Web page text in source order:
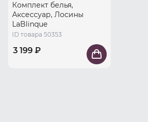
Комплект белья,
Аксессуар, Лосины
LaBlinque
ID товара 50353
3 199 ₽